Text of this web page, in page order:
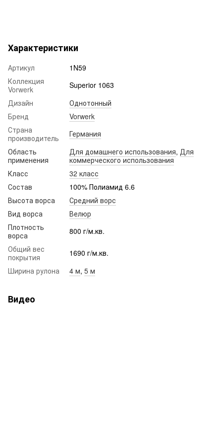
Характеристики
Артикул
1N59
Коллекция
Vorwerk
Superior 1063
Дизайн
Однотонный
Бренд
Vorwerk
Страна
производитель
Германия
Область
применения
Для домашнего использования, Для
коммерческого использования
Класс
32 класс
Состав
100% Полиамид 6.6
Высота ворса
Средний ворс
Вид ворса
Велюр
Плотность
ворса
800 г/м.кв.
Общий вес
покрытия
1690 г/м.кв.
Ширина рулона
4 м, 5 м
Видео